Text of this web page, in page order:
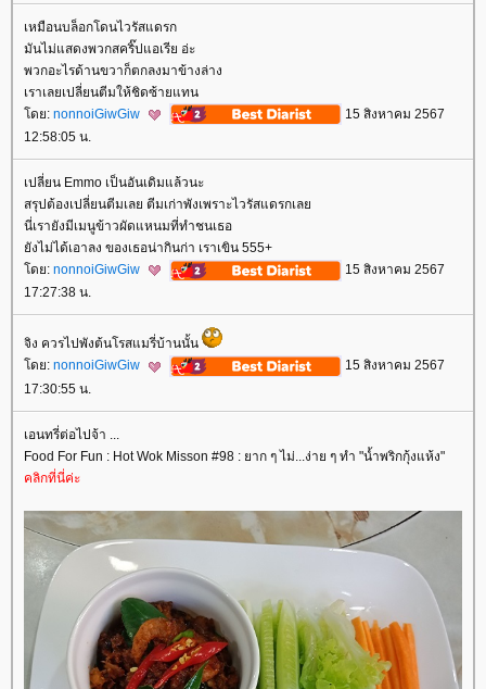
เหมือนบล็อกโดนไวรัสแดรก
มันไม่แสดงพวกสคริ๊ปแอเรีย อ่ะ
พวกอะไรด้านขวาก็ตกลงมาข้างล่าง
เราเลยเปลี่ยนตีมให้ชิดซ้ายแทน
ดย: nonnoiGiwGiw
15 สิงหาคม 2567
12:58:05 น.
เปลี่ยน Emmo เป็นอันเดิมแล้วนะ
สรุปต้องเปลี่ยนตีมเลย ตีมเก่าพังเพราะไวรัสแดรกเล
นี่เรายังมีเมนูข้าวผัดแหนมที่ทำชนเธอ
ังไม่ได้เอาลง ของเธอน่ากินก่า เราเขิน 555+
ดย: nonnoiGiwGiw
15 สิงหาคม 2567
17:27:38 น.
จิง ควรไปพังต้นโรสแมรี่บ้านนั้น
ดย: nonnoiGiwGiw
15 สิงหาคม 2567
17:30:55 น.
เอนทรี่ต่อไปจ้า ...
Food For Fun : Hot Wok Misson #98 : ยาก ๆ ไม่...ง่าย ๆ ทำ "น้ำพริกกุ้งแห้ง"
คลิกที่นี่ค่ะ